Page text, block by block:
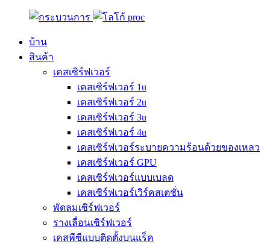
บ้าน
สินค้า
เคสเซิร์ฟเวอร์
เคสเซิร์ฟเวอร์ 1u
เคสเซิร์ฟเวอร์ 2u
เคสเซิร์ฟเวอร์ 3u
เคสเซิร์ฟเวอร์ 4u
เคสเซิร์ฟเวอร์ระบายความร้อนด้วยของเหลว
เคสเซิร์ฟเวอร์ GPU
เคสเซิร์ฟเวอร์แบบเบลด
เคสเซิร์ฟเวอร์เวิร์คสเตชั่น
พัดลมเซิร์ฟเวอร์
รางเลื่อนเซิร์ฟเวอร์
เคสพีซีแบบติดตั้งบนแร็ค